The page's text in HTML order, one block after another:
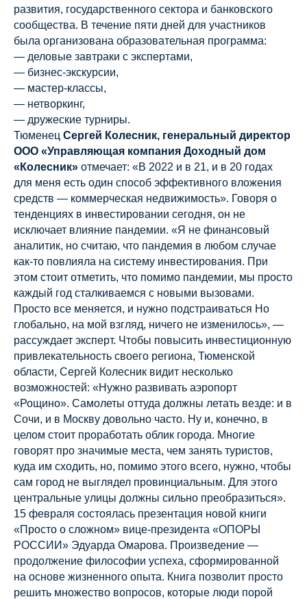
развития, государственного сектора и банковского
сообщества. В течение пяти дней для участников
была организована образовательная программа:
— деловые завтраки с экспертами,
— бизнес-экскурсии,
— мастер-классы,
— нетворкинг,
— дружеские турниры.
Тюменец Сергей Колесник, генеральный директор
ООО «Управляющая компания Доходный дом
«Колесник» отмечает: «В 2022 и в 21, и в 20 годах
для меня есть один способ эффективного вложения
средств — коммерческая недвижимость». Говоря о
тенденциях в инвестировании сегодня, он не
исключает влияние пандемии. «Я не финансовый
аналитик, но считаю, что пандемия в любом случае
как-то повлияла на систему инвестирования. При
этом стоит отметить, что помимо пандемии, мы просто
каждый год сталкиваемся с новыми вызовами.
Просто все меняется, и нужно подстраиваться Но
глобально, на мой взгляд, ничего не изменилось», —
рассуждает эксперт. Чтобы повысить инвестиционную
привлекательность своего региона, Тюменской
области, Сергей Колесник видит несколько
возможностей: «Нужно развивать аэропорт
«Рощино». Самолеты оттуда должны летать везде: и в
Сочи, и в Москву довольно часто. Ну и, конечно, в
целом стоит проработать облик города. Многие
говорят про значимые места, чем занять туристов,
куда им сходить, но, помимо этого всего, нужно, чтобы
сам город не выглядел провинциальным. Для этого
центральные улицы должны сильно преобразиться».
15 февраля состоялась презентация новой книги
«Просто о сложном» вице-президента «ОПОРЫ
РОССИИ» Эдуарда Омарова. Произведение —
продолжение философии успеха, сформированной
на основе жизненного опыта. Книга позволит просто
решить множество вопросов, которые люди порой